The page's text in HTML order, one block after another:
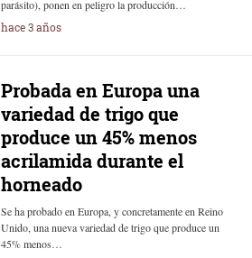
parásito), ponen en peligro la producción…
hace 3 años
Probada en Europa una
variedad de trigo que
produce un 45% menos
acrilamida durante el
horneado
Se ha probado en Europa, y concretamente en Reino
Unido, una nueva variedad de trigo que produce un
45% menos…